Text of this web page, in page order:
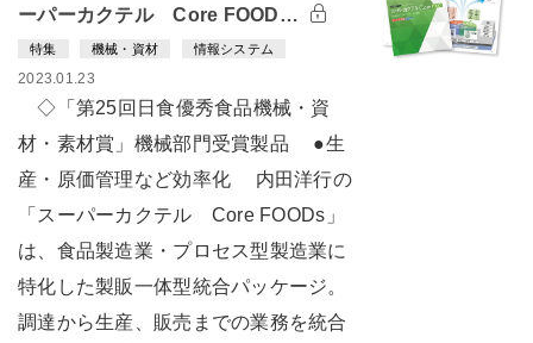
ーパーカクテル Core FOOD…
特集 機械・資材 情報システム
2023.01.23
◇「第25回日食優秀食品機械・資
材・素材賞」機械部門受賞製品 ●生
産・原価管理など効率化 内田洋行の
「スーパーカクテル Core FOODs」
は、食品製造業・プロセス型製造業に
特化した製販一体型統合パッケージ。
調達から生産、販売までの業務を統合